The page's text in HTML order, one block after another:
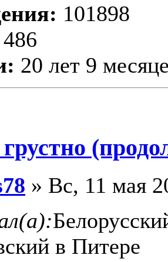
101898
486
20 лет 9
» Вс, 11 мая
в Питере